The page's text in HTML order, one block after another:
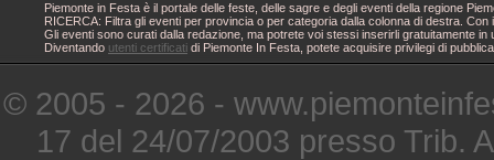
Piemonte in Festa è il portale delle feste, delle sagre e degli eventi della regione
RICERCA: Filtra gli eventi per provincia o per categoria dalla colonna di destra.
Gli eventi sono curati dalla redazione, ma potrete voi stessi inserirli gratuitamente
Diventando utenti certificati di Piemonte In Festa, potete acquisire privilegi di
© 2005 - 2026 -
17 del 24/07/2003 presso Trib.